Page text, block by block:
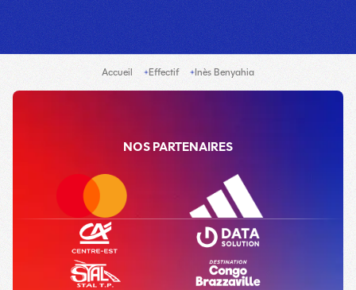
Accueil Effectif Inès Benyahia
NOS PARTENAIRES